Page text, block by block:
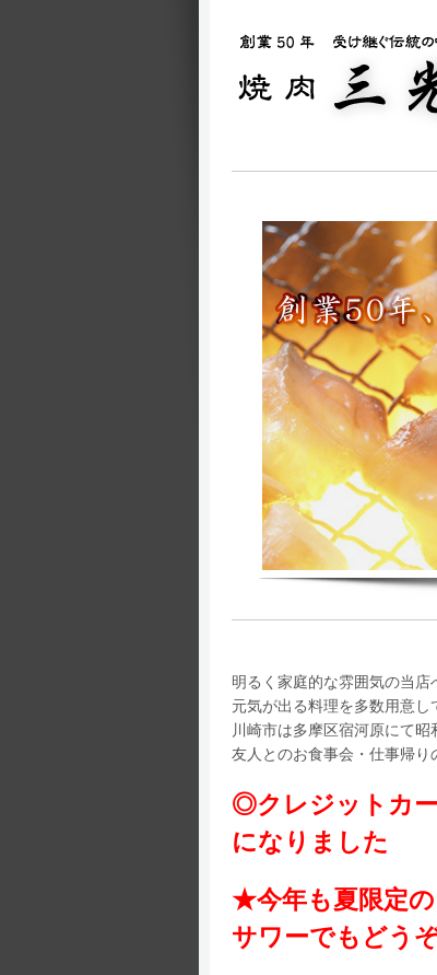
明るく家庭的な雰囲気の当店
元気が出る料理を多数用意し
川崎市は多摩区宿河原にて
友人とのお食事会・仕事帰り
◎クレジットカ
になりました
★今年も夏限定の
サワーでもどう